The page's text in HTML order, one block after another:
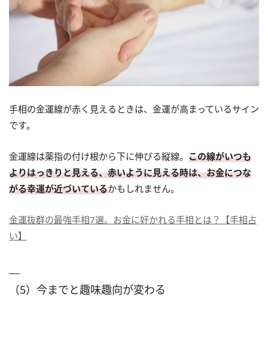
手相の金運線が赤く見えるときは、金運が高まっているサイン
です。
金運線は薬指の付け根から下に伸びる縦線。 この線がいつも
よりはっきりと見える、赤いように見える時は、お金につな
がる幸運が近づいているかもしれません。
金運抜群の最強手相7選。お金に好かれる手相とは？【手相占
い】
（5）今までと趣味趣向が変わる